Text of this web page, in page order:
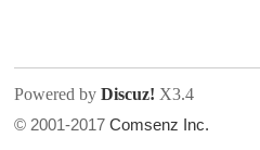
Powered byDiscuz! X3.4
© 2001-2017Comsenz Inc.